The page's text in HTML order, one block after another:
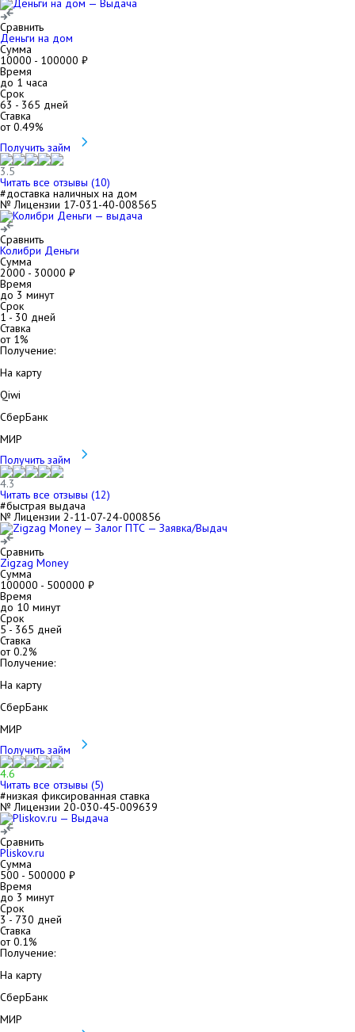
Сравнить
Деньги на дом
Сумма
10000 - 100000 ₽
Время
до 1 часа
Срок
63 - 365 дней
Ставка
от0.49%
Получить займ
3.5
Читать все отзывы (10)
#доставка наличных на дом
№ Лицензии 17-031-40-008565
Сравнить
Колибри Деньги
Сумма
2000 - 30000 ₽
Время
до 3 минут
Срок
1- 30 дней
Ставка
от 1%
Получение:
На карту
Qiwi
СберБанк
МИР
Получить займ
4.3
Читать все отзывы (12)
#быстрая выдача
№ Лицензии 2-11-07-24-000856
Сравнить
Zigzag Money
Сумма
100000 - 500000 ₽
Время
до 10 минут
Срок
5- 365 дней
Ставка
от0.2%
Получение:
На карту
СберБанк
МИР
Получить займ
4.6
Читать все отзывы (5)
#низкая фиксированная ставка
№ Лицензии 20-030-45-009639
Сравнить
Pliskov.ru
Сумма
500 - 500000 ₽
Время
до 3 минут
Срок
3- 730 дней
Ставка
от0.1%
Получение:
На карту
СберБанк
МИР